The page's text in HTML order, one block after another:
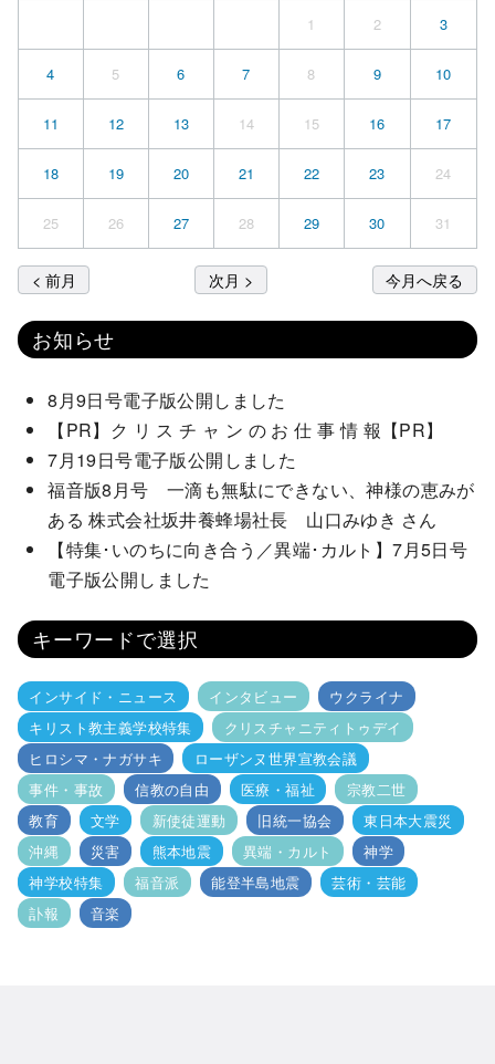
1 2 3
4 5 6 7 8 9 10
11 12 13 14 15 16 17
18 19 20 21 22 23 24
25 26 27 28 29 30 31
< 前月 次月 > 今月へ戻る
お知らせ
8月9日号電子版公開しました
【PR】ク リ ス チ ャ ン の お 仕 事 情 報【PR】
7月19日号電子版公開しました
福音版8月号 一滴も無駄にできない、神様の恵みが
ある 株式会社坂井養蜂場社長 山口みゆき さん
【特集･いのちに向き合う／異端･カルト】7月5日号
電子版公開しました
キーワードで選択
インサイド・ニュース インタビュー
ウクライナ
キリスト教主義学校特集
クリスチャニティトゥデイ
ヒロシマ・ナガサキ
ローザンヌ世界宣教会議
事件・事故
信教の自由 医療・福祉
宗教二世
教育
文学 新使徒運動 旧統一協会
東日本大震災
沖縄
災害 熊本地震 異端・カルト
神学
神学校特集
福音派 能登半島地震
芸術・芸能
訃報
音楽